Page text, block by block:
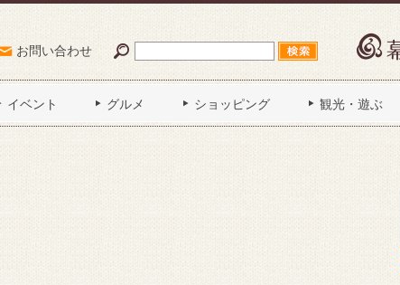
お問い合わせ
イベント グルメ ショッピング 観光・遊ぶ